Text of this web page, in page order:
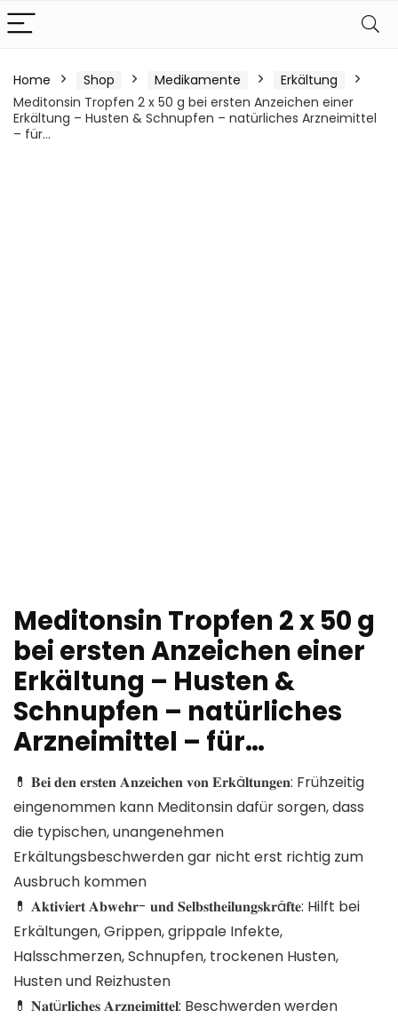
Home Shop Medikamente
Erkältung
Meditonsin Tropfen 2 x 50 g bei ersten Anzeichen einer
Erkältung – Husten & Schnupfen – natürliches Arzneimittel
– für…
Meditonsin Tropfen 2 x 50 g
bei ersten Anzeichen einer
Erkältung – Husten &
Schnupfen – natürliches
Arzneimittel – für…
💊 𝐁𝐞𝐢 𝐝𝐞𝐧 𝐞𝐫𝐬𝐭𝐞𝐧 𝐀𝐧𝐳𝐞𝐢𝐜𝐡𝐞𝐧 𝐯𝐨𝐧 𝐄𝐫𝐤ä𝐥𝐭𝐮𝐧𝐠𝐞𝐧: Frühzeitig
eingenommen kann Meditonsin dafür sorgen, dass
die typischen, unangenehmen
Erkältungsbeschwerden gar nicht erst richtig zum
Ausbruch kommen
💊 𝐀𝐤𝐭𝐢𝐯𝐢𝐞𝐫𝐭 𝐀𝐛𝐰𝐞𝐡𝐫- 𝐮𝐧𝐝 𝐒𝐞𝐥𝐛𝐬𝐭𝐡𝐞𝐢𝐥𝐮𝐧𝐠𝐬𝐤𝐫ä𝐟𝐭𝐞: Hilft bei
Erkältungen, Grippen, grippale Infekte,
Halsschmerzen, Schnupfen, trockenen Husten,
Husten und Reizhusten
💊 𝐍𝐚𝐭ü𝐫𝐥𝐢𝐜𝐡𝐞𝐬 𝐀𝐫𝐳𝐧𝐞𝐢𝐦𝐢𝐭𝐭𝐞𝐥: Beschwerden werden